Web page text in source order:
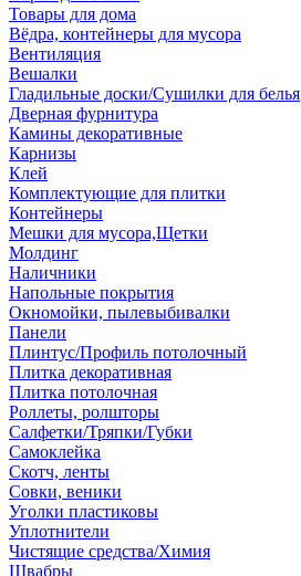
Товары для дома
Вёдра, контейнеры для мусора
Вентиляция
Вешалки
Гладильные доски/Сушилки для белья
Дверная фурнитура
Камины декоративные
Карнизы
Клей
Комплектующие для плитки
Контейнеры
Мешки для мусора,Щетки
Молдинг
Наличники
Напольные покрытия
Окномойки, пылевыбивалки
Панели
Плинтус/Профиль потолочный
Плитка декоративная
Плитка потолочная
Роллеты, ролшторы
Салфетки/Тряпки/Губки
Самоклейка
Скотч, ленты
Совки, веники
Уголки пластиковы
Уплотнители
Чистящие средства/Химия
Швабры